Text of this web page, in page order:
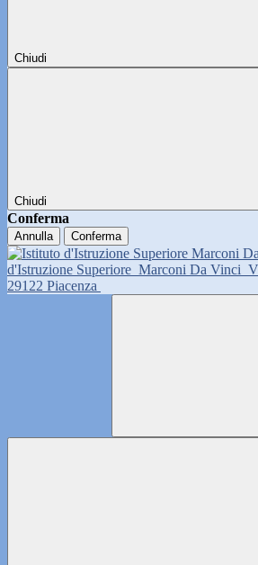
Chiudi
Chiudi
Conferma
Annulla Conferma
d'Istruzione Superiore Marconi Da Vinci
29122 Piacenza